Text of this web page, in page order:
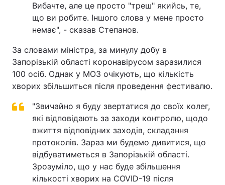
Вибачте, але це просто "треш" якийсь, те,
що ви робите. Іншого слова у мене просто
немає", - сказав Степанов.
За словами міністра, за минулу добу в
Запорізькій області коронавірусом заразилися
100 осіб. Однак у МОЗ очікують, що кількість
хворих збільшиться після проведення фестивалю.
"Звичайно я буду звертатися до своїх колег,
які відповідають за заходи контролю, щодо
вжиття відповідних заходів, складання
протоколів. Зараз ми будемо дивитися, що
відбуватиметься в Запорізькій області.
Зрозуміло, що у нас буде збільшення
кількості хворих на COVID-19 після